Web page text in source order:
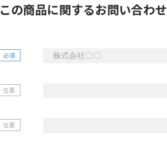
この商品に関するお問い合わ
必須
任意
任意